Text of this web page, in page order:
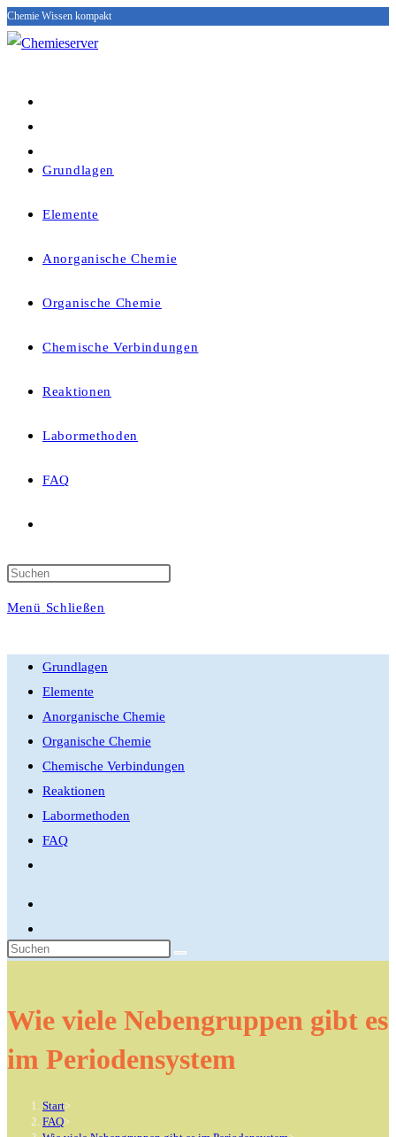
Zum
Inhalt
Chemie Wissen kompakt
Grundlagen
Elemente
Anorganische Chemie
Organische Chemie
Chemische Verbindungen
Reaktionen
Labormethoden
FAQ
Suche
umschalten
Menü Schließen
Grundlagen
Elemente
Anorganische Chemie
Organische Chemie
Chemische Verbindungen
Reaktionen
Labormethoden
FAQ
Diese
Wie viele Nebengruppen gibt es
im Periodensystem
Start>
FAQ>